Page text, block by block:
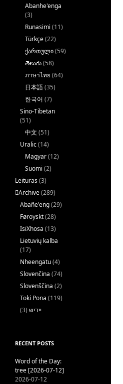
Abanhe'enga
(3)
Runasimi (11)
Türkçe(22)
ქართული(59)
తెలుగు(58)
ภาษาไทย (64)
日本語(35)
한국어 (7)
Sino-Tibetan
(51)
中文 (51)
Uralic(14)
Magyar(12)
Suomi (2)
Leituras(3)
􏿽Archive(289)
Abañe'eng(29)
Føroyskt(28)
IsiXhosa (13)
Lietuvių kalba
(17)
Nheengatu(4)
Slovenčina (74)
Slovenščina (2)
Toki Pona (119)
ייִדיש (3)
RECENT POSTS
Word of the Day:
tree [2026-07-12]
2026-07-12